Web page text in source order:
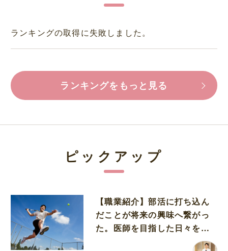
ランキングの取得に失敗しました。
ランキングをもっと見る
ピックアップ
【職業紹介】部活に打ち込ん
だことが将来の興味へ繋がっ
た。医師を目指した日々を振